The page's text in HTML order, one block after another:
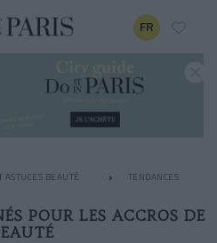
FR
ASTUCES BEAUTÉ TENDANCES
POUR LES ACCROS DE